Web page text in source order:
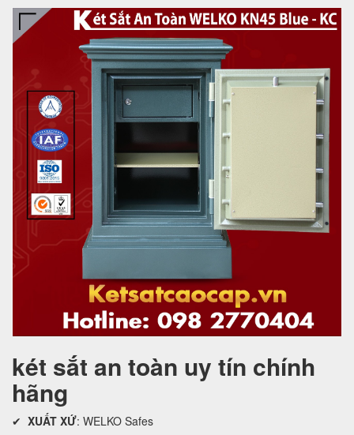
két sắt an toàn uy tín chính
hãng
✔ XUẤT XỨ: WELKO Safes